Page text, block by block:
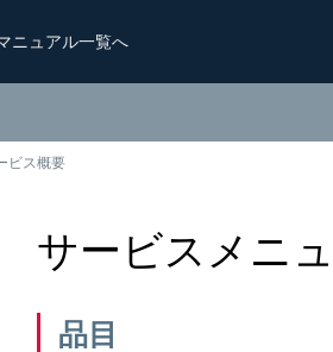
ニュアル一覧へ
ビス概要
サービスメニ
品目